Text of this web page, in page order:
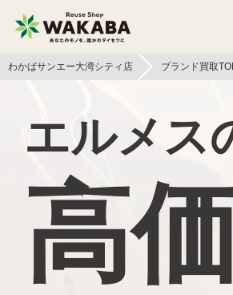
切手買取
カメラ買取
スマホ買取
わかばサンエー大湾シティ店 ブランド買取
エルメス
高